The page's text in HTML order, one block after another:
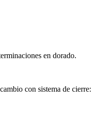
en dorado.
con sistema de cierre: